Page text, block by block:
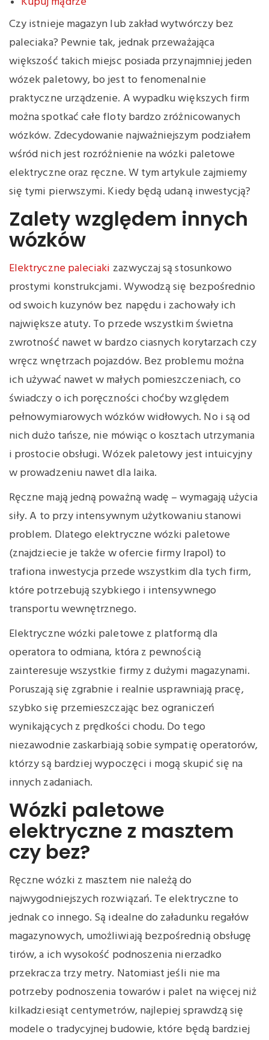
Czy istnieje magazyn lub zakład wytwórczy bez
paleciaka? Pewnie tak, jednak przeważająca
większość takich miejsc posiada przynajmniej jeden
wózek paletowy, bo jest to fenomenalnie
praktyczne urządzenie. A wypadku większych firm
można spotkać całe floty bardzo zróżnicowanych
wózków. Zdecydowanie najważniejszym podziałem
wśród nich jest rozróżnienie na wózki paletowe
elektryczne oraz ręczne. W tym artykule zajmiemy
się tymi pierwszymi. Kiedy będą udaną inwestycją?
Zalety względem innych
wózków
Elektryczne paleciaki zazwyczaj są stosunkowo
prostymi konstrukcjami. Wywodzą się bezpośrednio
od swoich kuzynów bez napędu i zachowały ich
największe atuty. To przede wszystkim świetna
zwrotność nawet w bardzo ciasnych korytarzach czy
wręcz wnętrzach pojazdów. Bez problemu można
ich używać nawet w małych pomieszczeniach, co
świadczy o ich poręczności choćby względem
pełnowymiarowych wózków widłowych. No i są od
nich dużo tańsze, nie mówiąc o kosztach utrzymania
i prostocie obsługi. Wózek paletowy jest intuicyjny
w prowadzeniu nawet dla laika.
Ręczne mają jedną poważną wadę – wymagają użycia
siły. A to przy intensywnym użytkowaniu stanowi
problem. Dlatego elektryczne wózki paletowe
(znajdziecie je także w ofercie firmy Irapol) to
trafiona inwestycja przede wszystkim dla tych firm,
które potrzebują szybkiego i intensywnego
transportu wewnętrznego.
Elektryczne wózki paletowe z platformą dla
operatora to odmiana, która z pewnością
zainteresuje wszystkie firmy z dużymi magazynami.
Poruszają się zgrabnie i realnie usprawniają pracę,
szybko się przemieszczając bez ograniczeń
wynikających z prędkości chodu. Do tego
niezawodnie zaskarbiają sobie sympatię operatorów,
którzy są bardziej wypoczęci i mogą skupić się na
innych zadaniach.
Wózki paletowe
elektryczne z masztem
czy bez?
Ręczne wózki z masztem nie należą do
najwygodniejszych rozwiązań. Te elektryczne to
jednak co innego. Są idealne do załadunku regałów
magazynowych, umożliwiają bezpośrednią obsługę
tirów, a ich wysokość podnoszenia nierzadko
przekracza trzy metry. Natomiast jeśli nie ma
potrzeby podnoszenia towarów i palet na więcej niż
kilkadziesiąt centymetrów, najlepiej sprawdzą się
modele o tradycyjnej budowie, które będą bardziej